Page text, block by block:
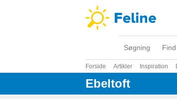
Søgning
Forside Artikler Inspiration
Ebeltoft